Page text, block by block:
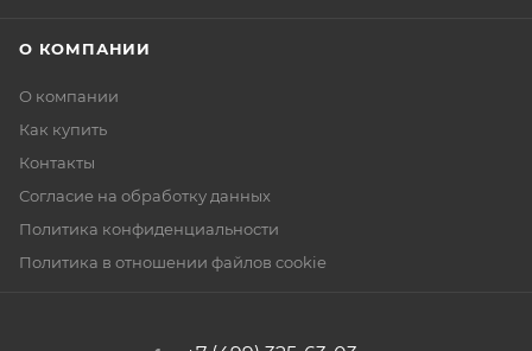
О КОМПАНИИ
О компании
Как купить
Контакты
Согласие на обработку данных
Политика конфиденциальности
Политика в отношении файлов cookie